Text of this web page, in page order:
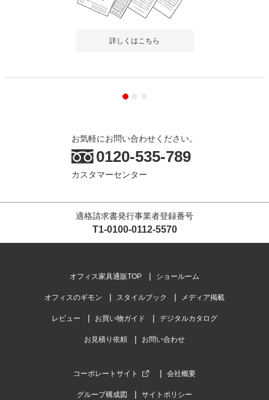
詳しくはこちら
お気軽にお問い合わせください。
0120-535-789
カスタマーセンター
適格請求書発行事業者登録番号
T1-0100-0112-5570
オフィス家具通販TOP ショールーム
オフィスのギモン スタイルブック メディア掲載
レビュー お買い物ガイド デジタルカタログ
お見積り依頼 お問い合わせ
コーポレートサイト 会社概要
グループ構成図 サイトポリシー